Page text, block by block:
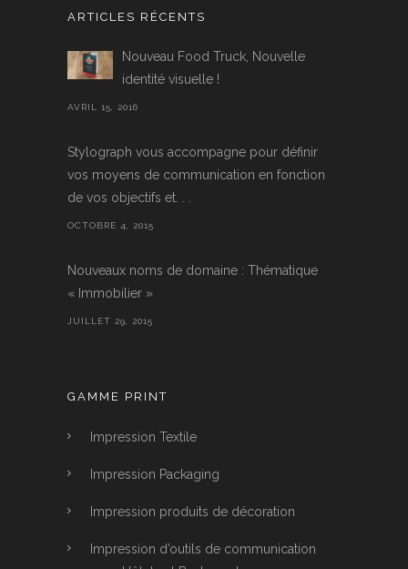
ARTICLES RÉCENTS
Nouveau Food Truck, Nouvelle
identité visuelle !
AVRIL 15, 2016
Stylograph vous accompagne pour définir
vos moyens de communication en fonction
de vos objectifs et. . .
OCTOBRE 4, 2015
Nouveaux noms de domaine : Thématique
« Immobilier »
JUILLET 29, 2015
GAMME PRINT
Impression Textile
Impression Packaging
Impression produits de décoration
Impression d’outils de communication